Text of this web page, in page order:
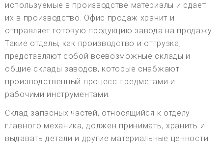
используемые в производстве материалы и сдает
их в производство. Офис продаж хранит и
отправляет готовую продукцию завода на продажу.
Такие отделы, как производство и отгрузка,
представляют собой всевозможные склады и
общие склады заводов, которые снабжают
производственный процесс предметами и
рабочими инструментами.
Склад запасных частей, относящийся к отделу
главного механика, должен принимать, хранить и
выдавать детали и другие материальные ценности